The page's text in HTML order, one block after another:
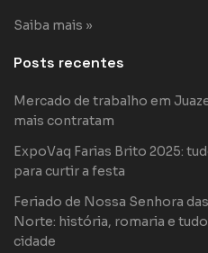
Saiba mais »
Posts recentes
Mercado de trabalho em
mais contratam
ExpoVaq Farias Brito 2025:
para curtir a festa
Feriado de Nossa Senhora
Norte: história, romaria e
cidade